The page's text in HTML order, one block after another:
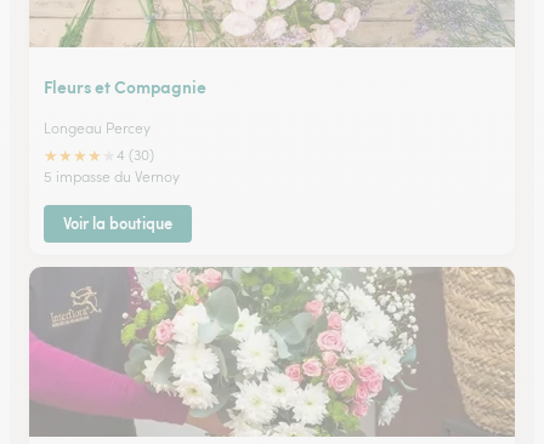
Fleurs et Compagnie
Longeau Percey
★★★★
4 (30)
5 impasse du Vernoy
Voir la boutique